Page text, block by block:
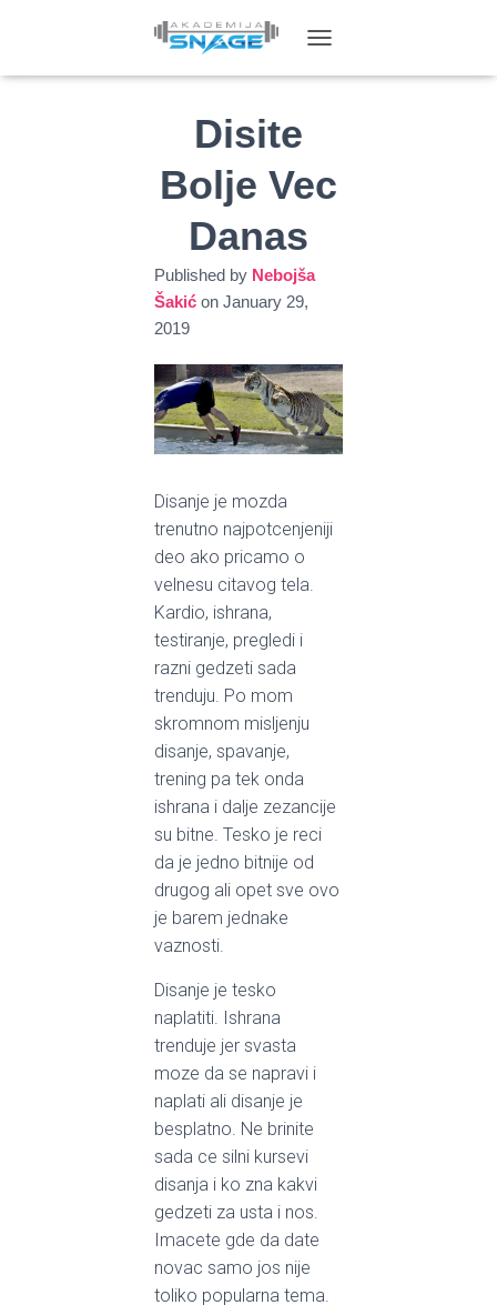
O
N
A
N
Disite
Bolje Vec
Danas
Published by Nebojša
Šakić on January 29,
2019
Disanje je mozda
trenutno najpotcenjeniji
deo ako pricamo o
velnesu citavog tela.
Kardio, ishrana,
testiranje, pregledi i
razni gedzeti sada
trenduju. Po mom
skromnom misljenju
disanje, spavanje,
trening pa tek onda
ishrana i dalje zezancije
su bitne. Tesko je reci
da je jedno bitnije od
drugog ali opet sve ovo
je barem jednake
vaznosti.
Disanje je tesko
naplatiti. Ishrana
trenduje jer svasta
moze da se napravi i
naplati ali disanje je
besplatno. Ne brinite
sada ce silni kursevi
disanja i ko zna kakvi
gedzeti za usta i nos.
Imacete gde da date
novac samo jos nije
toliko popularna tema.